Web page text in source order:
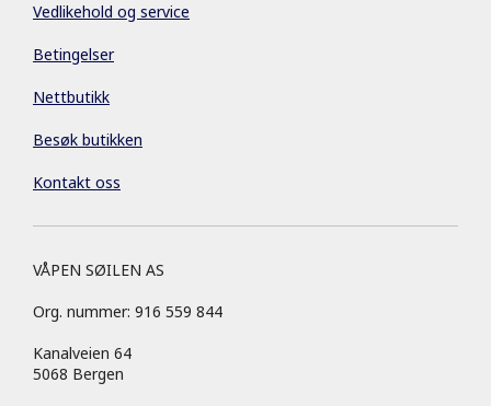
Vedlikehold og service
Betingelser
Nettbutikk
Besøk butikken
Kontakt oss
VÅPEN SØILEN AS
Org. nummer: 916 559 844
Kanalveien 64
5068 Bergen